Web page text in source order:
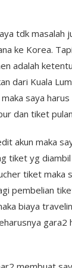
tdk masalah
ke Korea.
adalah
dari Kuala
saya
dan tiket
akun maka
tiket yg
tiket maka
pembelian
biaya
gara2